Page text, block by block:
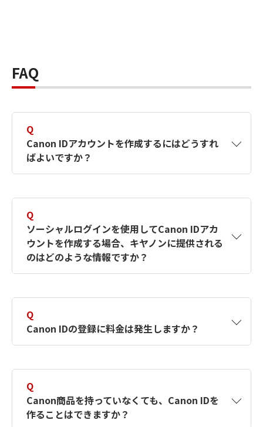
FAQ
Q
Canon IDアカウントを作成するにはどうすれ
ばよいですか？
す。詳しい作成方法は【カメラ】Canon IDとは
何ですか？Canon IDの作成方法は？をご確認く
ださい。
Q
ソーシャルログインを使用してCanon IDアカ
ウントを作成する場合、キヤノンに提供される
のはどのような情報ですか？
択したサービスから取得します。アカウントを
簡単に作成できるように、この情報を使用して
Canon IDの登録フォームを入力します。
Q
Canon IDの登録に料金は発生しますか？
Q
Canon商品を持っていなくても、Canon IDを
作ることはできますか？